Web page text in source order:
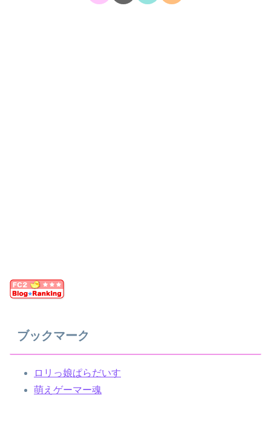
ブックマーク
ロリっ娘ぱらだいす
萌えゲーマー魂